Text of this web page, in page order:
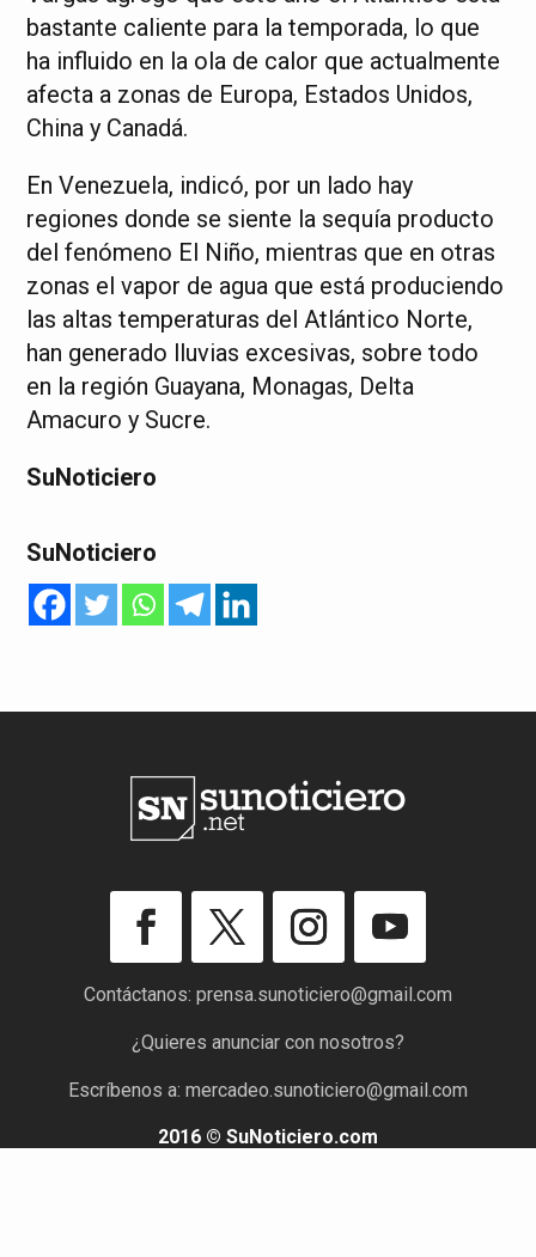
bastante caliente para la temporada, lo que
ha influido en la ola de calor que actualmente
afecta a zonas de Europa, Estados Unidos,
China y Canadá.
En Venezuela, indicó, por un lado hay
regiones donde se siente la sequía producto
del fenómeno El Niño, mientras que en otras
zonas el vapor de agua que está produciendo
las altas temperaturas del Atlántico Norte,
han generado lluvias excesivas, sobre todo
en la región Guayana, Monagas, Delta
Amacuro y Sucre.
SuNoticiero
SuNoticiero
Contáctanos: prensa.sunoticiero@gmail.com
¿Quieres anunciar con nosotros?
Escríbenos a: mercadeo.sunoticiero@gmail.com
2016 © SuNoticiero.com